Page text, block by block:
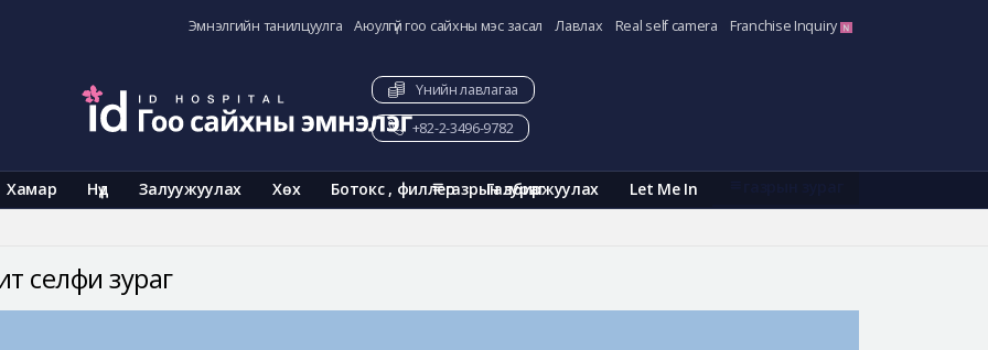
Эмнэлгийн танилцуулга Аюулгүй гоо сайхны мэс засал Лавлах Real self camera Franchise Inquiry
Хамар Нүд Залуужуулах Хөх Ботокс , филлер Галбиржуулах Let Me In
газрын зураг
Үнийн лавлагаа
+82-2-3496-9782
селфи зураг